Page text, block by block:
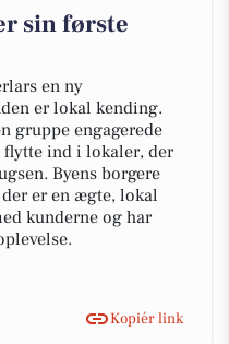
sin første
en ny
er lokal kending.
gruppe engagerede
ind i lokaler, der
Byens borgere
er en ægte, lokal
kunderne og har
Kopiér link